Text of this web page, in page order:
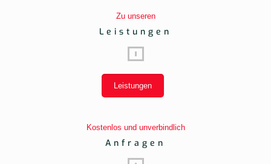
Zu unseren
Leistungen
Leistungen
Kostenlos und unverbindlich
Anfragen